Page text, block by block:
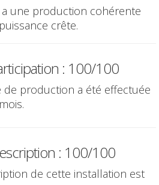
une production cohérente
crête.
: 100/100
de production a été effectuée
: 100/100
de cette installation est